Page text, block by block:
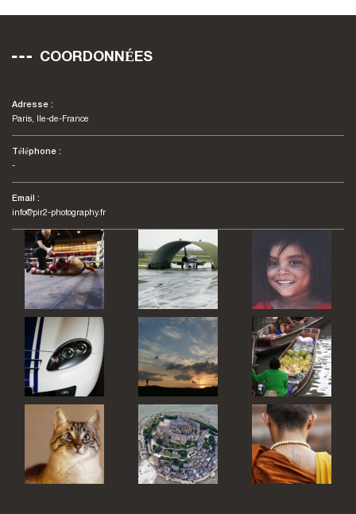
COORDONNÉES
Adresse :
Paris, Ile-de-France
Téléphone :
-
Email :
info@pir2-photography.fr